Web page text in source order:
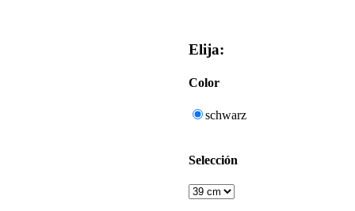
Elija:
Color
schwarz
Selección